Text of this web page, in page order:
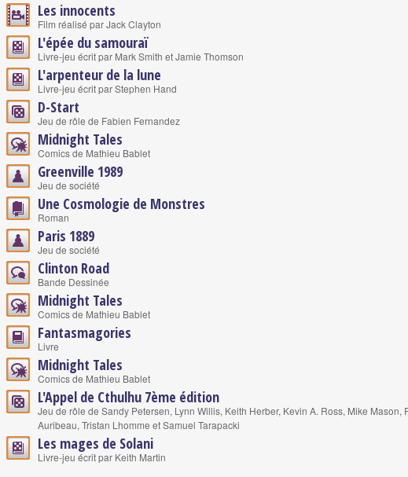
Les innocents
Film réalisé par Jack Clayton
L'épée du samouraï
Livre-jeu écrit par Mark Smith et Jamie Thomson
L'arpenteur de la lune
Livre-jeu écrit par Stephen Hand
D-Start
Jeu de rôle de Fabien Fernandez
Midnight Tales
Comics de Mathieu Bablet
Greenville 1989
Jeu de société
Une Cosmologie de Monstres
Roman
Paris 1889
Jeu de société
Clinton Road
Bande Dessinée
Midnight Tales
Comics de Mathieu Bablet
Fantasmagories
Livre
Midnight Tales
Comics de Mathieu Bablet
L'Appel de Cthulhu 7ème édition
Jeu de rôle de Sandy Petersen, Lynn Willis, Keith Herber, Kevin A. Ross, Mike Mason,
Auribeau, Tristan Lhomme et Samuel Tarapacki
Les mages de Solani
Livre-jeu écrit par Keith Martin